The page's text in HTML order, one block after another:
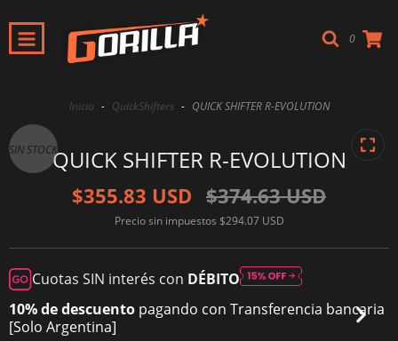
0
Inicio - QuickShifters - QUICK SHIFTER R-EVOLUTION
SIN STOCKQUICK SHIFTER R-EVOLUTION
$355.83 USD $374.63 USD
Precio sin impuestos $294.07 USD
Cuotas SIN interés con DÉBITO
10% de descuento pagando con Transferencia bancaria
[Solo Argentina]